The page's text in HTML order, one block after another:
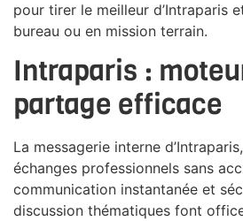
pour tirer le meilleur d’Intraparis
bureau ou en mission terrain.
Intraparis :
partage efficace
La messagerie interne
échanges professionnels sans
communication instantanée et
discussion thématiques font